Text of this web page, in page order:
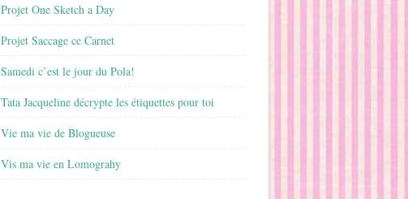
Projet One Sketch a Day
Projet Saccage ce Carnet
Samedi c’est le jour du Pola!
Tata Jacqueline décrypte les étiquettes pour toi
Vie ma vie de Blogueuse
Vis ma vie en Lomograhy